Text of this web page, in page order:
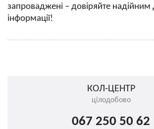
запроваджені – довіряйте
інформації!
КОЛ-ЦЕНТР
цілодобово
067 250 50 62